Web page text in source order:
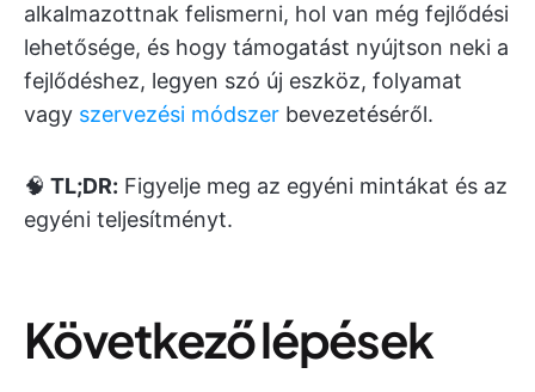
alkalmazottnak felismerni, hol van még fejlődési
lehetősége, és hogy támogatást nyújtson neki a
fejlődéshez, legyen szó új eszköz, folyamat
vagy szervezési módszer bevezetéséről.
🧠 TL;DR: Figyelje meg az egyéni mintákat és az
egyéni teljesítményt.
Következő lépések